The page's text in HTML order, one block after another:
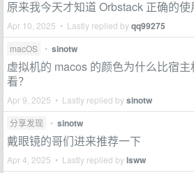
原来我今天才知道 Orbstack 正确的
Apr 10, 2025 • Lastly replied byqq99275
macOS • sinotw
虚拟机的 macos 的颜色为什么比宿
看？
Apr 9, 2025 • Lastly replied bysinotw
分享发现 • sinotw
戴眼镜的哥们进来推荐一下
Apr 4, 2025 • Lastly replied bylsww